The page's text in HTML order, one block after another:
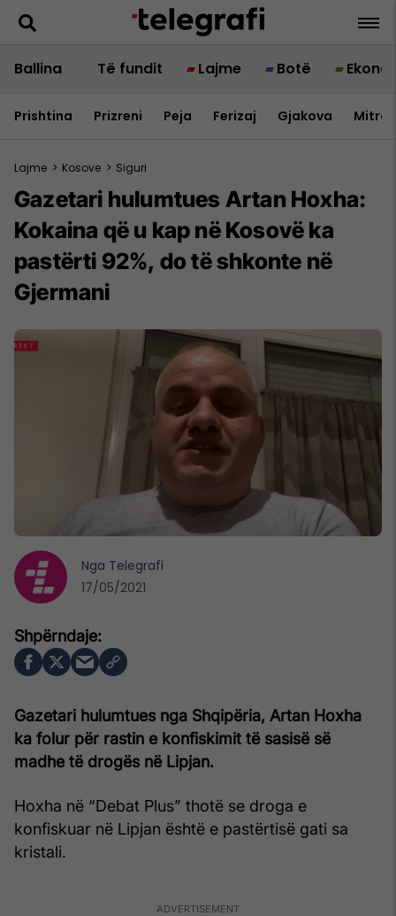
Ballina Të fundit Lajme Botë
Prishtina Prizreni Peja Ferizaj Gjakova
Lajme > Kosove > Siguri
Gazetari hulumtues Artan Hoxha:
Kokaina që u kap në Kosovë ka
pastërti 92%, do të shkonte në
Gjermani
Gazetari hulumtues nga Shqipëria, Artan Hoxha
ka folur për rastin e konfiskimit të sasisë së
madhe të drogës në Lipjan.
Hoxha në “Debat Plus” thotë se droga e
konfiskuar në Lipjan është e pastërtisë gati sa
kristali.
Nga Telegrafi
17/05/2021